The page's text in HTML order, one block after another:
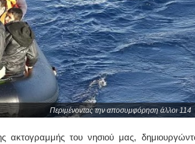
Περιμένοντας την αποσυμφόρηση άλλοι 114
του νησιού μας,